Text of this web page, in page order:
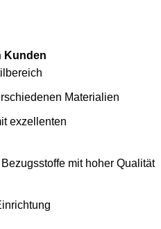
Kunden
Materialien
exzellenten
mit hoher Qualität